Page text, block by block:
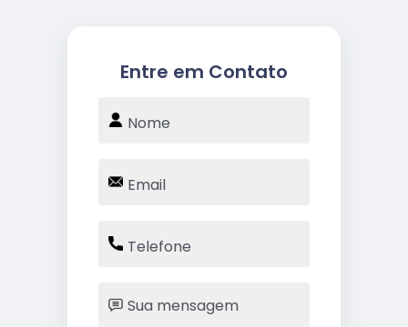
Entre em Contato